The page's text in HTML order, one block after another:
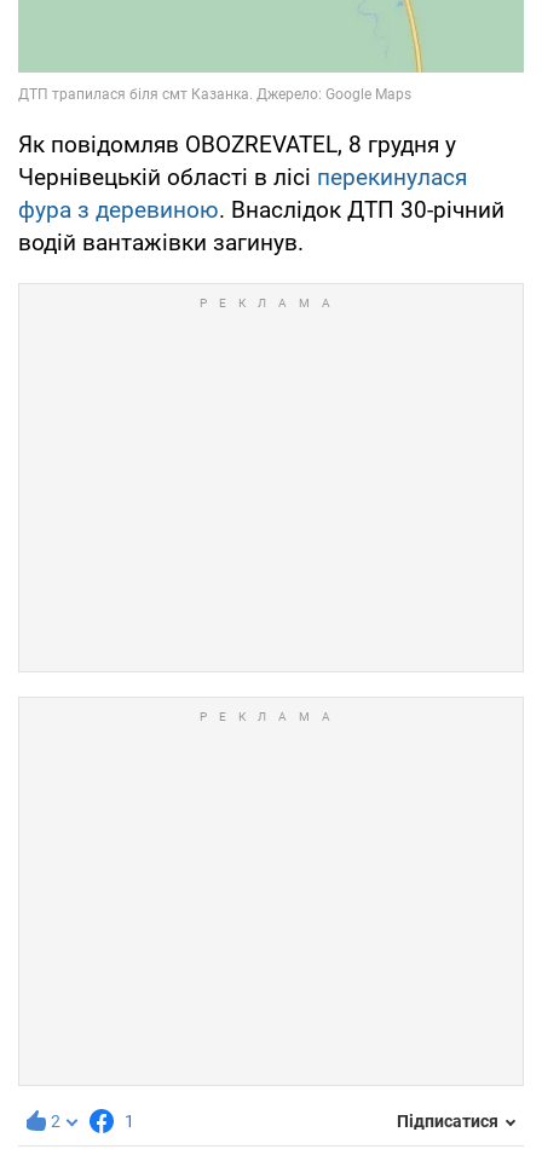
Як повідомляв OBOZREVATEL, 8 грудня у
Чернівецькій області в лісі перекинулася
фура з деревиною. Внаслідок ДТП 30-річний
водій вантажівки загинув.
2 1 Підписатися